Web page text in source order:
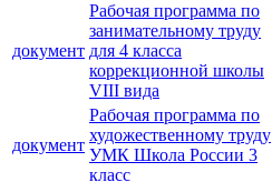
документ
Рабочая программа по
занимательному труду
для 4 класса
коррекционной школы
VIII вида
документ
Рабочая программа по
художественному труду
УМК Школа России 3
класс